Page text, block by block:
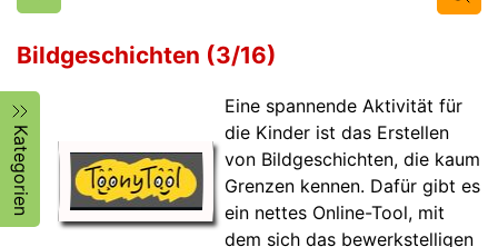
Autor/in
Bildgeschichten (3/16)
Kategorien
Eine spannende Aktivität für
die Kinder ist das Erstellen
von Bildgeschichten, die kaum
Grenzen kennen. Dafür gibt es
ein nettes Online-Tool, mit
dem sich das bewerkstelligen